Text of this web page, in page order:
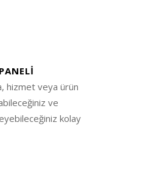
hizmet veya ürün
ve
kolay